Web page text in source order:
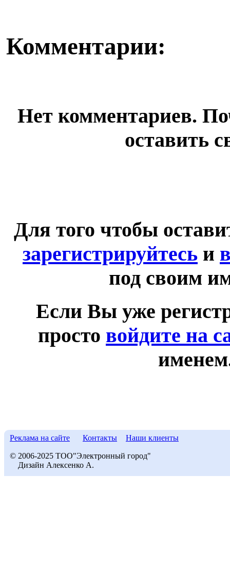
Комментарии:
Нет комментариев.
оставить
Для того чтобы
зарегистрируйтесь и
под своим
Если Вы уже
просто войдите на
Реклама на сайте Контакты Наши клиенты
© 2006-2025 ТОО"Электронный город"
Дизайн Алексенко А.